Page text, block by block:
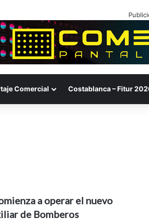
Comercial Costablanca – Fitur
a operar el nuevo
de Bomberos